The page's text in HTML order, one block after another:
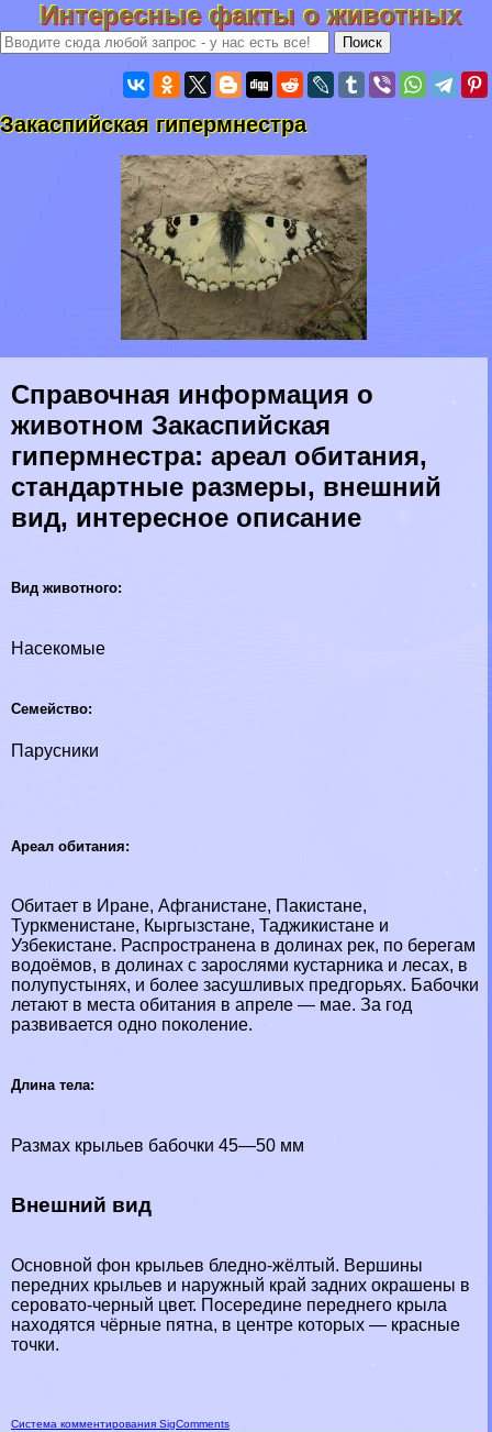
Интересные факты о животных
Закаспийская гипермнестра
Справочная информация о
животном Закаспийская
гипермнестра: ареал обитания,
стандартные размеры, внешний
вид, интересное описание
Вид животного:
Насекомые
Семейство:
Парусники
Ареал обитания:
Обитает в Иране, Афганистане, Пакистане,
Туркменистане, Кыргызстане, Таджикистане и
Узбекистане. Распространена в долинах рек, по берегам
водоёмов, в долинах с зарослями кустарника и лесах, в
полупустынях, и более засушливых предгорьях. Бабочки
летают в места обитания в апреле — мае. За год
развивается одно поколение.
Длина тела:
Размах крыльев бабочки 45—50 мм
Внешний вид
Основной фон крыльев бледно-жёлтый. Вершины
передних крыльев и наружный край задних окрашены в
серовато-черный цвет. Посередине переднего крыла
находятся чёрные пятна, в центре которых — красные
точки.
Система комментирования SigComments